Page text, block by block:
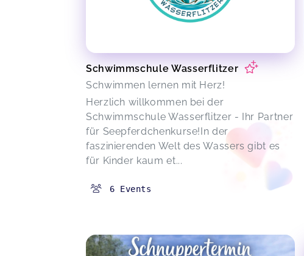
Schwimmschule Wasserflitzer
Schwimmen lernen mit Herz!
Herzlich willkommen bei der
Schwimmschule Wasserflitzer - Ihr Partner
für Seepferdchenkurse!In der
faszinierenden Welt des Wassers gibt es
für Kinder kaum et...
6 Events